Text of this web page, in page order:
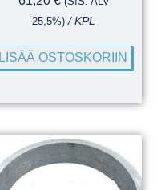
25,5%) / KPL
LISÄÄ OSTOSKORIIN